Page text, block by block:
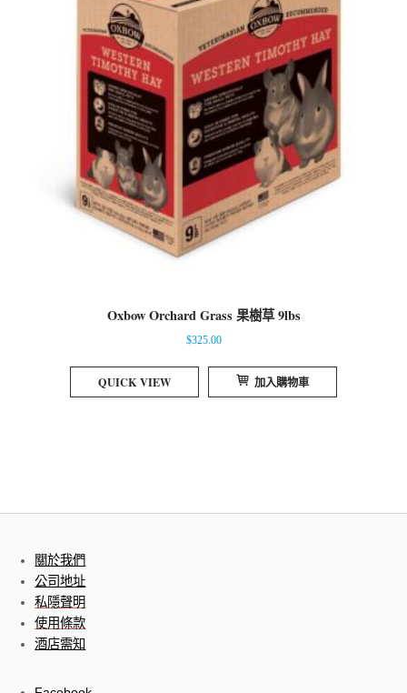
Oxbow Orchard Grass 果樹草 9lbs
$325.00
QUICK VIEW 加入購物車
關於我們
公司地址
私隱聲明
使用條款
酒店需知